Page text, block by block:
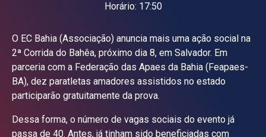
Horário: 17:50
O EC Bahia (Associação) anuncia mais uma ação social na
2ª Corrida do Bahêa, próximo dia 8, em Salvador. Em
parceria com a Federação das Apaes da Bahia (Feapaes-
BA), dez paratletas amadores assistidos no estado
participarão gratuitamente da prova.
Dessa forma, o número de vagas sociais do evento já
passa de 40. Antes, já tinham sido beneficiadas com